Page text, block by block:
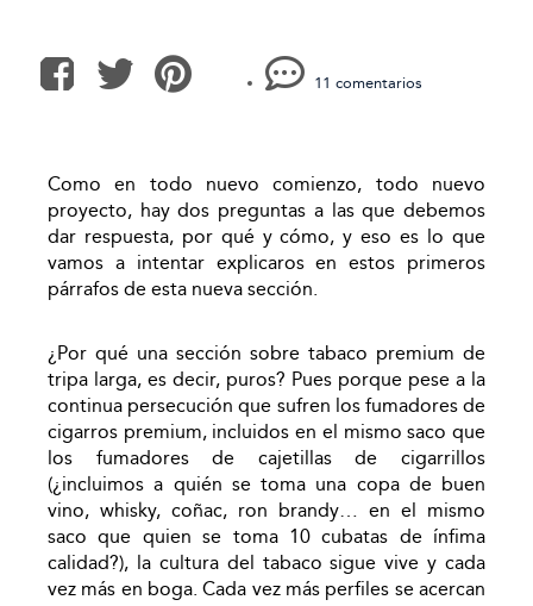
11 comentarios
Como en todo nuevo comienzo, todo nuevo
proyecto, hay dos preguntas a las que debemos
dar respuesta, por qué y cómo, y eso es lo que
vamos a intentar explicaros en estos primeros
párrafos de esta nueva sección.
¿Por qué una sección sobre tabaco premium de
tripa larga, es decir, puros? Pues porque pese a la
continua persecución que sufren los fumadores de
cigarros premium, incluidos en el mismo saco que
los fumadores de cajetillas de cigarrillos
(¿incluimos a quién se toma una copa de buen
vino, whisky, coñac, ron brandy… en el mismo
saco que quien se toma 10 cubatas de ínfima
calidad?), la cultura del tabaco sigue vive y cada
vez más en boga. Cada vez más perfiles se acercan